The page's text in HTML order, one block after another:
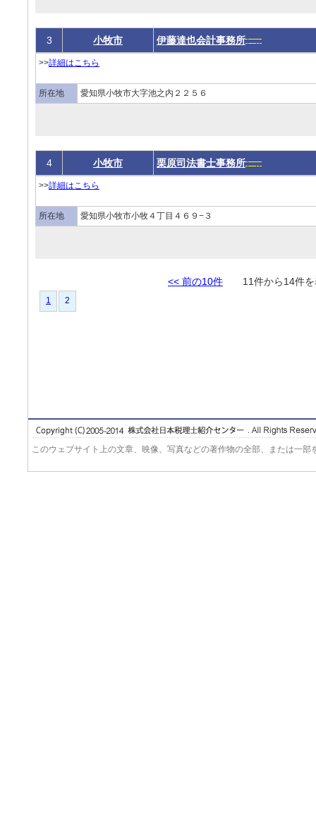
3 小牧市 伊藤達也会計事務所
>>詳細はこちら
所在地 愛知県小牧市大字池之内２２５６
4 小牧市 栗原司法書士事務所
>>詳細はこちら
所在地 愛知県小牧市小牧４丁目４６９−３
<< 前の10件 11件から14件
1 2
このウェブサイト上の文章、映像、写真などの著作物の全部、または一